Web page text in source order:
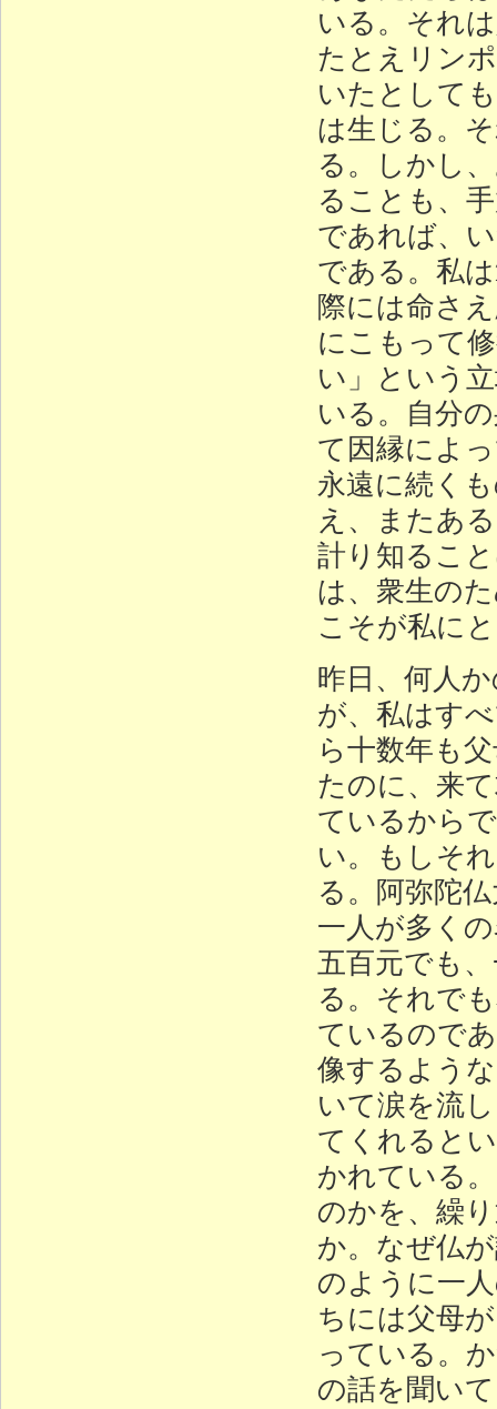
いる。それ
たとえリン
いたとして
は生じる。
る。しかし
ることも、
であれば、
である。私
際には命さ
にこもって
い」という
いる。自分
て因縁によ
永遠に続く
え、またあ
計り知るこ
は、衆生の
こそが私に
昨日、何人
が、私はす
ら十数年も
たのに、来
ているから
い。もしそ
る。阿弥陀
一人が多く
五百元でも
る。それで
ているので
像するよう
いて涙を流
てくれると
かれている
のかを、繰
か。なぜ仏
のように一
ちには父母
っている。
の話を聞い